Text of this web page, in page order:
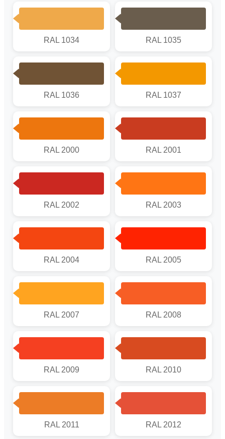
RAL 1034 RAL 1035
RAL 1036 RAL 1037
RAL 2000 RAL 2001
RAL 2002 RAL 2003
RAL 2004 RAL 2005
RAL 2007 RAL 2008
RAL 2009 RAL 2010
RAL 2011 RAL 2012